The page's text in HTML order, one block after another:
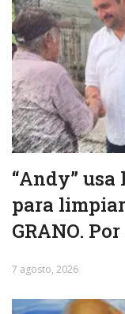
“Andy”
para
GRANO.
7 agosto, 2026